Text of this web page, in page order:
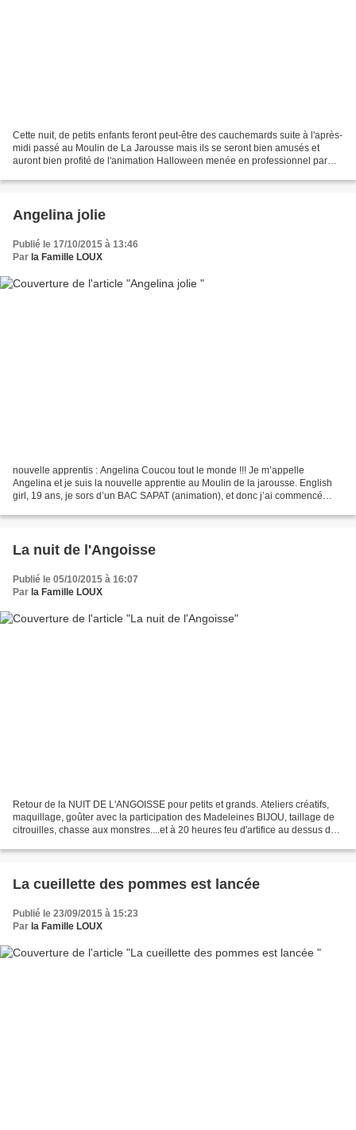
Cette nuit, de petits enfants feront peut-être des cauchemards suite à l'après-
midi passé au Moulin de La Jarousse mais ils se seront bien amusés et
auront bien profité de l'animation Halloween menée en professionnel par
Angelina jolie
Publié le 17/10/2015 à 13:46
Par la Famille LOUX
nouvelle apprentis : Angelina Coucou tout le monde !!! Je m’appelle
Angelina et je suis la nouvelle apprentie au Moulin de la jarousse. English
girl, 19 ans, je sors d’un BAC SAPAT (animation), et donc j’ai commencé
La nuit de l'Angoisse
Publié le 05/10/2015 à 16:07
Par la Famille LOUX
Retour de la NUIT DE L'ANGOISSE pour petits et grands. Ateliers créatifs,
maquillage, goûter avec la participation des Madeleines BIJOU, taillage de
citrouilles, chasse aux monstres....et à 20 heures feu d'artifice au dessus de
La cueillette des pommes est lancée
Publié le 23/09/2015 à 15:23
Par la Famille LOUX